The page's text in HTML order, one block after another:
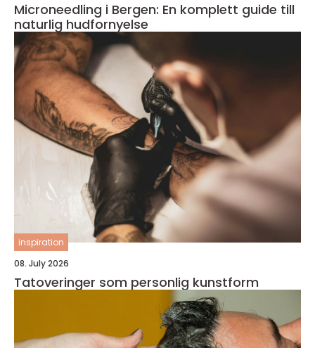
Microneedling i Bergen: En komplett guide till
naturlig hudfornyelse
inspiration
08. July 2026
Tatoveringer som personlig kunstform